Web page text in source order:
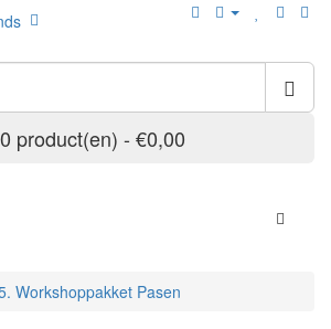
0 product(en) - €0,00
Workshoppakket Pasen